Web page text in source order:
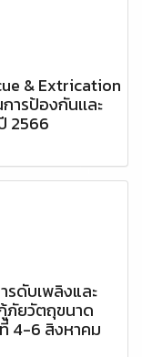
& Extrication
รป้องกันเเละ
2566
รดับเพลิงและ
ภัยวัตถุขนาด
4-6 สิงหาคม